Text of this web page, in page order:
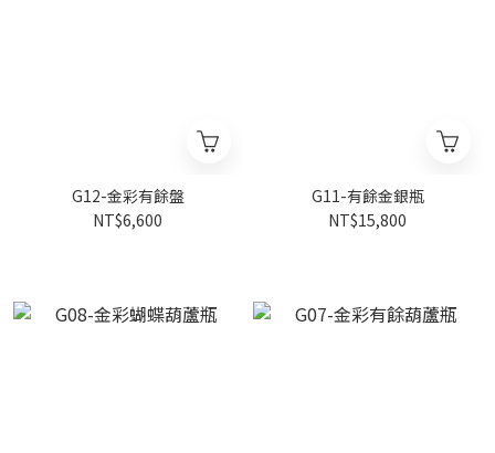
G12-金彩有餘盤
NT$6,600
G11-有餘金銀瓶
NT$15,800